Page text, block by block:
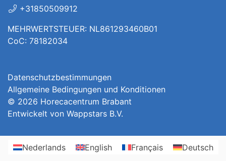
+31850509912
MEHRWERTSTEUER: NL861293460B01
CoC: 78182034
Datenschutzbestimmungen
Allgemeine Bedingungen und Konditionen
© 2026 Horecacentrum Brabant
Entwickelt von Wappstars B.V.
Nederlands English Français Deutsch